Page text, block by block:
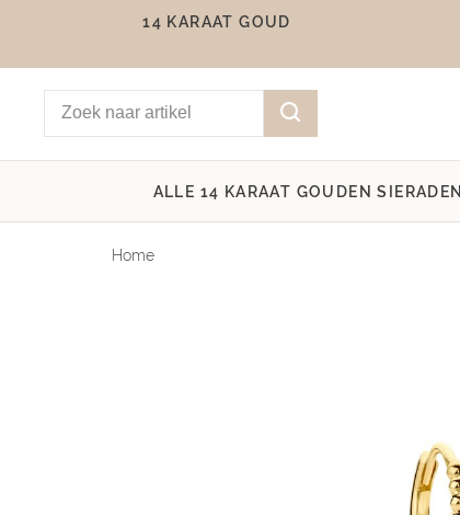
14 KARAAT GOUD
ALLE 14 KARAAT GOUDEN SIERADEN
Home